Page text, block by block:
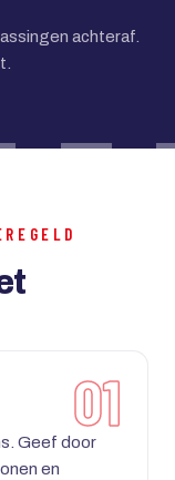
achteraf.
Geef door
en